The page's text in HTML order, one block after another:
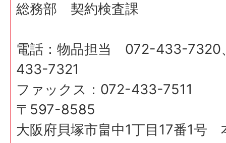
総務部 契約検査課
電話：物品担当 072-433-
433-7321
ファックス：072-433-7511
〒597-8585
大阪府貝塚市畠中1丁目17番1号